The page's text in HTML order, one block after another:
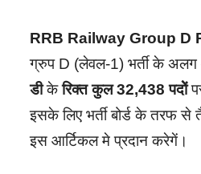
RRB Railway Group D
ग्रुप D (लेवल-1) भर्ती के
डीकेरिक्त कुल 32,438 पदोें
इसके लिए भर्ती बोर्ड के तरफ
इस आर्टिकल मे प्रदान करेगें।